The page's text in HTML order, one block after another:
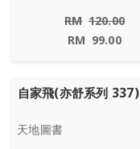
RM 120.00
RM 99.00
自家飛(亦舒系列 337)
天地圖書